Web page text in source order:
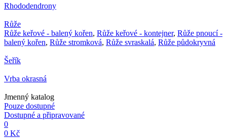
Rhododendrony
Růže
Růže keřové - balený kořen, Růže keřové - kontejner, Růže pnoucí -
balený kořen, Růže stromková, Růže svraskalá, Růže půdokryvná
Šeřík
Vrba okrasná
Jmenný katalog
Pouze dostupné
Dostupné a připravované
0
0 Kč